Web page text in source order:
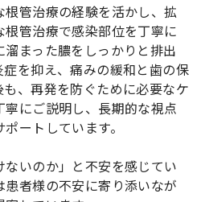
管治療の経験を活かし、拡
管治療で感染部位を丁寧に
まった膿をしっかりと排出
を抑え、痛みの緩和と歯の保
、再発を防ぐために必要なケ
にご説明し、長期的な視点
ートしています。
ないのか」と不安を感じてい
者様の不安に寄り添いなが